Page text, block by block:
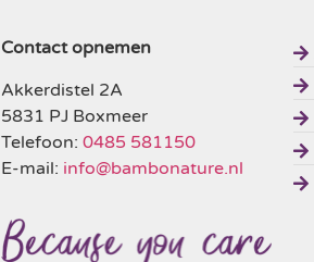
Contact opnemen
Akkerdistel 2A
5831 PJ Boxmeer
Telefoon: 0485 581150
E-mail: info@bambonature.nl